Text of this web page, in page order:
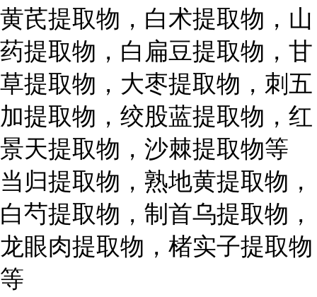
黄芪提取物，白术提取物，山
药提取物，白扁豆提取物，甘
草提取物，大枣提取物，刺五
加提取物，绞股蓝提取物，红
景天提取物，沙棘提取物等
当归提取物，熟地黄提取物，
白芍提取物，制首乌提取物，
龙眼肉提取物，楮实子提取物
等